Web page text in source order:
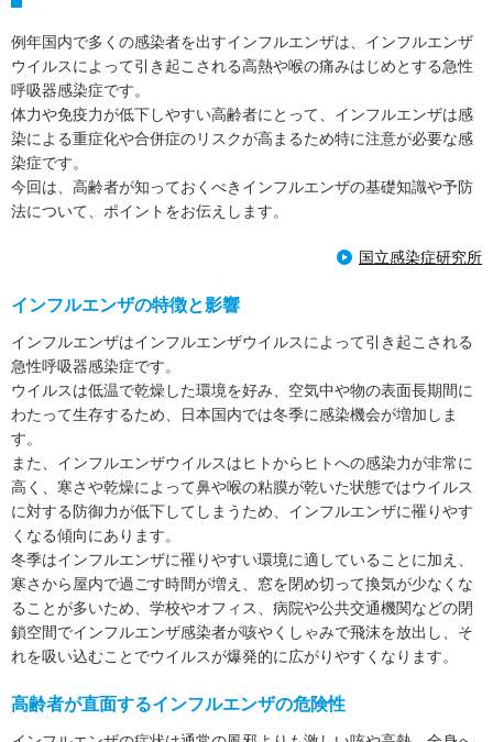
費者の皆さまが適切な商品選択を行えるよう支援することを
目的に作成しているものです。また、当該コラムの主な眼目
は「商品」ではなく「成分」にあり、特定商品の広告目的や
誘引を企図したものではありません。併せて、特定の医薬品
メーカーや販売業者から紹介や販売を目的とした報酬などの
対価を受け取っているものでもありません。
3. 本コラムに記載されている商品名やサービス名は、それぞ
益や損害が発生した場合でも、当社はその一切について責任
を負いかねます。
5. 本コラムに関する個別のお問合せには一切応じておりませ
んが事実と異なる誤った記載があった場合はご指摘のご連絡
を頂けますと幸いです。
例年国内で多くの感染者を出すインフルエンザは、インフルエンザ
ウイルスによって引き起こされる高熱や喉の痛みはじめとする急性
呼吸器感染症です。
体力や免疫力が低下しやすい高齢者にとって、インフルエンザは感
染による重症化や合併症のリスクが高まるため特に注意が必要な感
染症です。
今回は、高齢者が知っておくべきインフルエンザの基礎知識や予防
法について、ポイントをお伝えします。
国立感染症研究所
インフルエンザの特徴と影響
インフルエンザはインフルエンザウイルスによって引き起こされる
急性呼吸器感染症です。
ウイルスは低温で乾燥した環境を好み、空気中や物の表面長期間に
わたって生存するため、日本国内では冬季に感染機会が増加しま
す。
また、インフルエンザウイルスはヒトからヒトへの感染力が非常に
高く、寒さや乾燥によって鼻や喉の粘膜が乾いた状態ではウイルス
に対する防御力が低下してしまうため、インフルエンザに罹りやす
くなる傾向にあります。
冬季はインフルエンザに罹りやすい環境に適していることに加え、
寒さから屋内で過ごす時間が増え、窓を閉め切って換気が少なくな
ることが多いため、学校やオフィス、病院や公共交通機関などの閉
鎖空間でインフルエンザ感染者が咳やくしゃみで飛沫を放出し、そ
れを吸い込むことでウイルスが爆発的に広がりやすくなります。
高齢者が直面するインフルエンザの危険性